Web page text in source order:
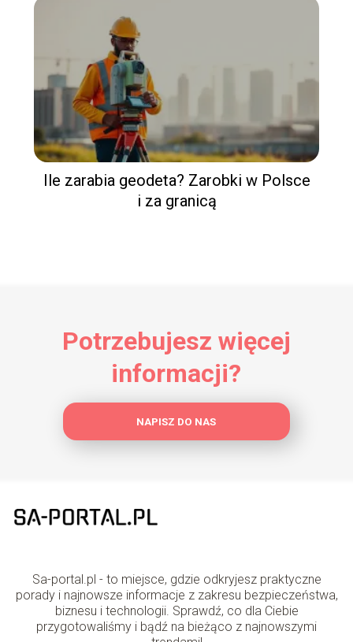
Ile zarabia geodeta? Zarobki w Polsce
i za granicą
Potrzebujesz więcej
informacji?
NAPISZ DO NAS
Sa-portal.pl - to miejsce, gdzie odkryjesz praktyczne
porady i najnowsze informacje z zakresu bezpieczeństwa,
biznesu i technologii. Sprawdź, co dla Ciebie
przygotowaliśmy i bądź na bieżąco z najnowszymi